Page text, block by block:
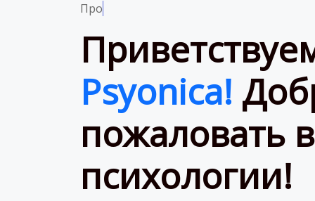
Профессионал
Psyonica!
пожаловать
психологии!